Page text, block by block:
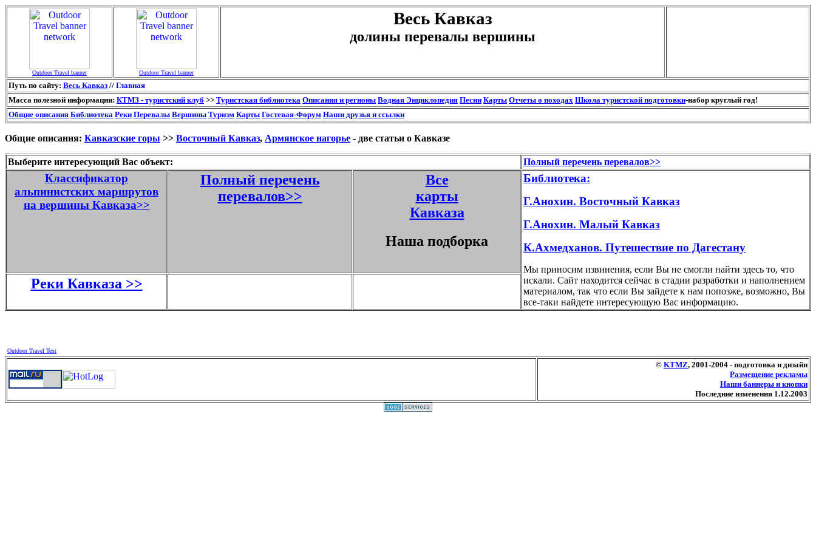
Outdoor Travel banner Outdoor Travel banner
Весь Кавказ
долины перевалы вершины
Путь по сайту: Весь Кавказ // Главная
Масса полезной информации: КТМЗ - туристский клуб >> Туристская библиотека Описания и регионы Водная Энциклопедия Песни Карты Отчеты о походах Школа туристской подготовки-набор круглый год!
Общие описания Библиотека Реки Перевалы Вершины Туризм Карты Гостевая-Форум Наши друзья и ссылки
Общие описания: Кавказские горы >> Восточный Кавказ, Армянское нагорье - две статьи о Кавказе
Выберите интересующий Вас объект: Полный перечень перевалов>>
Классификатор
альпинистских маршрутов
на вершины Кавказа>>
Полный перечень
перевалов>>
Все
карты
Кавказа
Наша подборка
Библиотека:
Г.Анохин. Восточный Кавказ
Г.Анохин. Малый Кавказ
К.Ахмедханов. Путешествие по Дагестану
Мы приносим извинения, если Вы не смогли найти здесь то, что
искали. Сайт находится сейчас в стадии разработки и наполнением
материалом, так что если Вы зайдете к нам попозже, возможно, Вы
все-таки найдете интересующую Вас информацию.
Реки Кавказа >>
Outdoor Travel Text
© KTMZ, 2001-2004 - подготовка и дизайн
Размещение рекламы
Наши баннеры и кнопки
Последние изменения 1.12.2003